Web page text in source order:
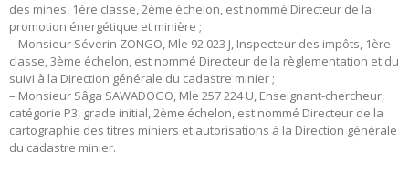
des mines, 1ère classe, 2ème échelon, est nommé Directeur de la
promotion énergétique et minière ;
– Monsieur Séverin ZONGO, Mle 92 023 J, Inspecteur des impôts, 1ère
classe, 3ème échelon, est nommé Directeur de la règlementation et du
suivi à la Direction générale du cadastre minier ;
– Monsieur Sâga SAWADOGO, Mle 257 224 U, Enseignant-chercheur,
catégorie P3, grade initial, 2ème échelon, est nommé Directeur de la
cartographie des titres miniers et autorisations à la Direction générale
du cadastre minier.